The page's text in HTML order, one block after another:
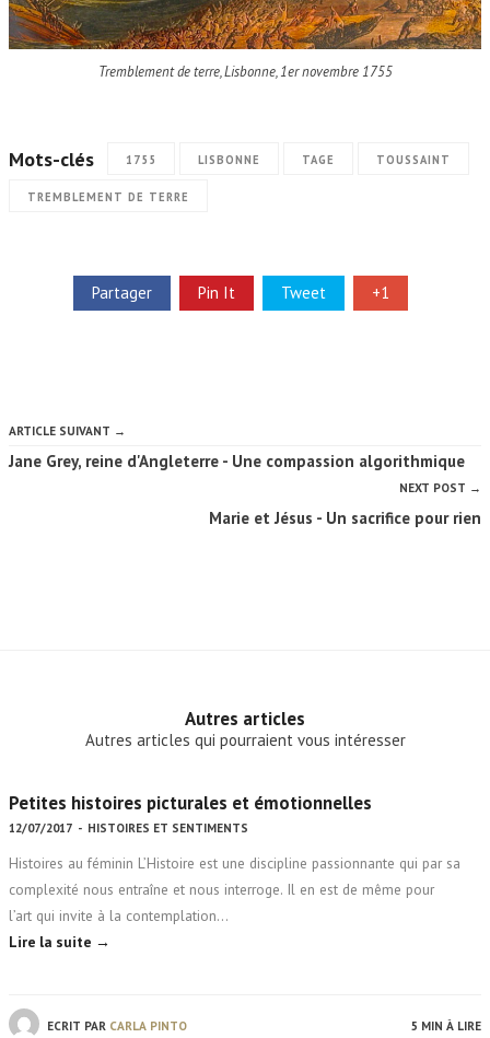
Tremblement de terre, Lisbonne, 1er novembre 1755
Mots-clés 1755 LISBONNE TAGE TOUSSAINT
TREMBLEMENT DE TERRE
Partager Pin It Tweet +1
ARTICLE SUIVANT →
Jane Grey, reine d'Angleterre - Une compassion algorithmique
NEXT POST →
Marie et Jésus - Un sacrifice pour rien
Autres articles
Autres articles qui pourraient vous intéresser
Petites histoires picturales et émotionnelles
12/07/2017 - HISTOIRES ET SENTIMENTS
Histoires au féminin L’Histoire est une discipline passionnante qui par sa
complexité nous entraîne et nous interroge. Il en est de même pour
l’art qui invite à la contemplation…
Lire la suite →
ECRIT PAR CARLA PINTO 5 MIN À LIRE